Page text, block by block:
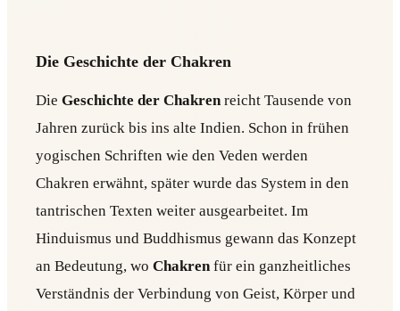
Die Geschichte der Chakren
Die Geschichte der Chakren reicht Tausende von
Jahren zurück bis ins alte Indien. Schon in frühen
yogischen Schriften wie den Veden werden
Chakren erwähnt, später wurde das System in den
tantrischen Texten weiter ausgearbeitet. Im
Hinduismus und Buddhismus gewann das Konzept
an Bedeutung, wo Chakren für ein ganzheitliches
Verständnis der Verbindung von Geist, Körper und